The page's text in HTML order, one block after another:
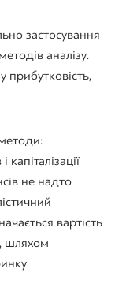
застосування
аналізу.
прибутковість,
не надто
вартість
шляхом